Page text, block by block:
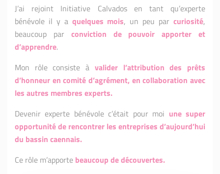
J’ai rejoint Initiative Calvados en tant qu’experte
bénévole il y a quelques mois, un peu parcuriosité,
beaucoup par conviction de pouvoir apporter et
d’apprendre.
Mon rôle consiste à valider l’attribution des prêts
d’honneur en comité d’agrément, en collaboration avec
les autres membres experts.
Devenir experte bénévole c’était pour moi une super
opportunité de rencontrer les entreprises d’aujourd’hui
du bassin caennais.
Ce rôle m’apporte beaucoup de découvertes.